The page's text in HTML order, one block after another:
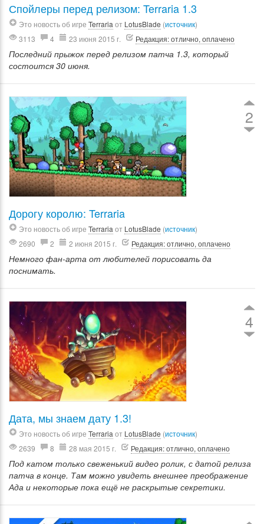
Спойлеры перед релизом: Terraria 1.3
Это новость об игре Terraria от LotusBlade (источник)
3113
4 23 июня 2015 г. Редакция: отлично, оплачено
Последний прыжок перед релизом патча 1.3, который
состоится 30 июня.
2
Дорогу королю: Terraria
Это новость об игре Terraria от LotusBlade (источник)
2690
2 2 июня 2015 г. Редакция: отлично, оплачено
Немного фан-арта от любителей порисовать да
поснимать.
4
Дата, мы знаем дату 1.3!
Это новость об игре Terraria от LotusBlade (источник)
2639
8 28 мая 2015 г. Редакция: отлично, оплачено
Под катом только свеженький видео ролик, с датой релиза
патча в конце. Там можно увидеть внешнее преображение
Ада и некоторые пока ещё не раскрытые секретики.